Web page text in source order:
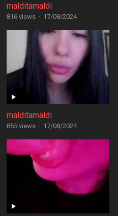
malditamaldi
816 views · 17/08/2024
malditamaldi
855 views · 17/08/2024